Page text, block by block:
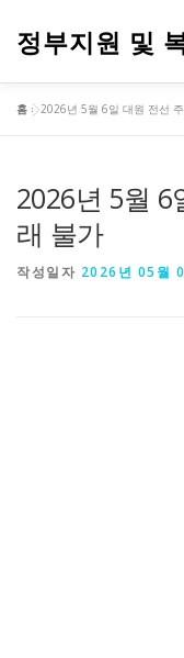
정부지원 및
홈 »2026년 5월 6일 대원 전선
2026년 5월 6
래 불가
작성일자 2026년 05월